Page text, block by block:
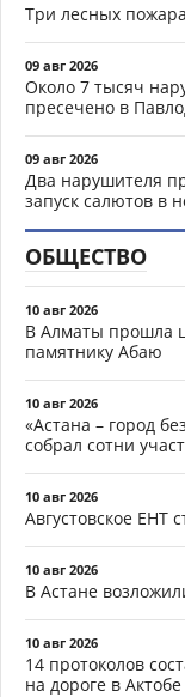
Три лесных
09 авг 2026
Около 7 тысяч
пресечено в
09 авг 2026
Два нарушителя
запуск салютов в
ОБЩЕСТВО
10 авг 2026
В Алматы прошла
памятнику Абаю
10 авг 2026
«Астана – город
собрал сотни
10 авг 2026
Августовское ЕНТ
10 авг 2026
В Астане
10 авг 2026
14 протоколов
на дороге в Актобе